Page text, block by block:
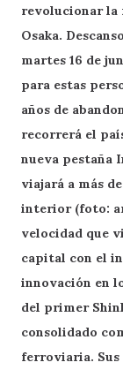
revolucionar la
Osaka.
martes 16 de
para estas
años de
recorrerá el
nueva pestaña
viajará a más
interior (foto:
velocidad que
capital con el
innovación en
del primer
consolidado
ferroviaria.